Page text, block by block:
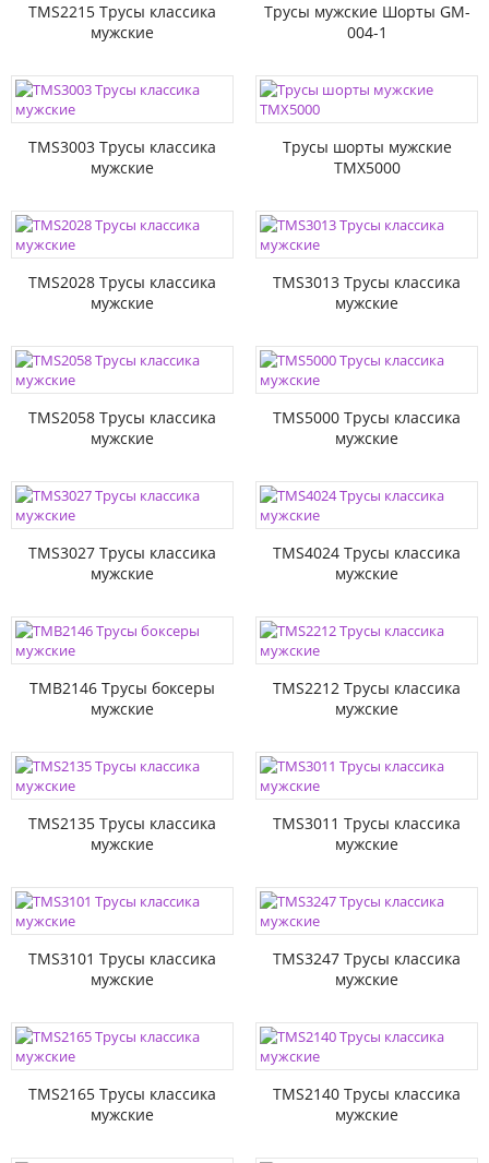
TMS2215 Трусы классика
мужские
Трусы мужские Шорты GM-
004-1
TMS3003 Трусы классика
мужские
Трусы шорты мужские
TMX5000
TMS2028 Трусы классика
мужские
TMS3013 Трусы классика
мужские
TMS2058 Трусы классика
мужские
TMS5000 Трусы классика
мужские
TMS3027 Трусы классика
мужские
TMS4024 Трусы классика
мужские
TMB2146 Трусы боксеры
мужские
TMS2212 Трусы классика
мужские
TMS2135 Трусы классика
мужские
TMS3011 Трусы классика
мужские
TMS3101 Трусы классика
мужские
TMS3247 Трусы классика
мужские
TMS2165 Трусы классика
мужские
TMS2140 Трусы классика
мужские